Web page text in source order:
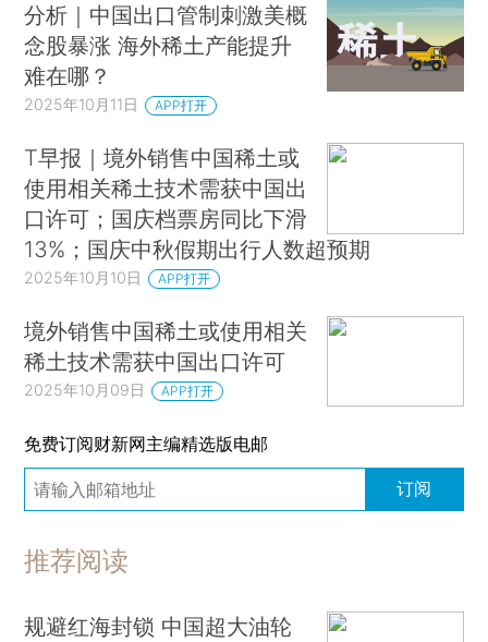
分析｜中国出口管制刺激美概
念股暴涨 海外稀土产能提升
难在哪？
2025年10月11日 APP打开
T早报｜境外销售中国稀土或
使用相关稀土技术需获中国出
口许可；国庆档票房同比下滑
13%；国庆中秋假期出行人数超预期
2025年10月10日 APP打开
境外销售中国稀土或使用相关
稀土技术需获中国出口许可
2025年10月09日 APP打开
免费订阅财新网主编精选版电邮
订阅
推荐阅读
规避红海封锁 中国超大油轮